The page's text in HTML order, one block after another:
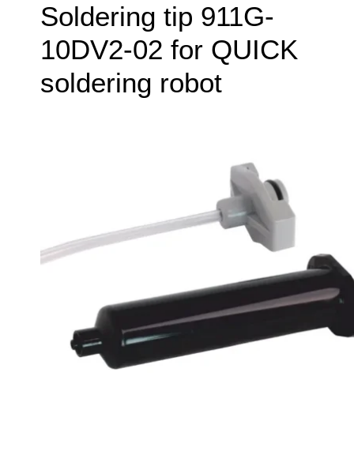
Soldering tip 911G-
10DV2-02 for QUICK
soldering robot